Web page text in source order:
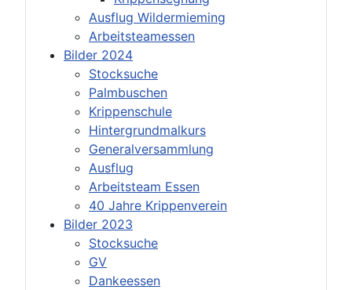
Ausflug Wildermieming
Arbeitsteamessen
Bilder 2024
Stocksuche
Palmbuschen
Krippenschule
Hintergrundmalkurs
Generalversammlung
Ausflug
Arbeitsteam Essen
40 Jahre Krippenverein
Bilder 2023
Stocksuche
GV
Dankeessen